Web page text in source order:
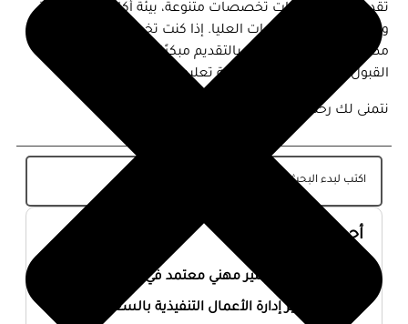
تقدم هذه الجامعات تخصصات متنوعة، بيئة أكاديمية متقدمة،
وفرصًا متميزة للدراسات العليا. إذا كنت تخطط للدراسة في
مصر، فمن الأفضل البدء بالتقديم مبكرًا والتأكد من متطلبات
القبول والإقامة لضمان تجربة تعليمية ناجحة.
نتمنى لك رحلة تعليمية ممتعة وموفقة!
أحدث المقالات
أفضل ماجستير مهني معتمد في السعودية 2026
ماجستير إدارة الأعمال التنفيذية بالسعودية 2026